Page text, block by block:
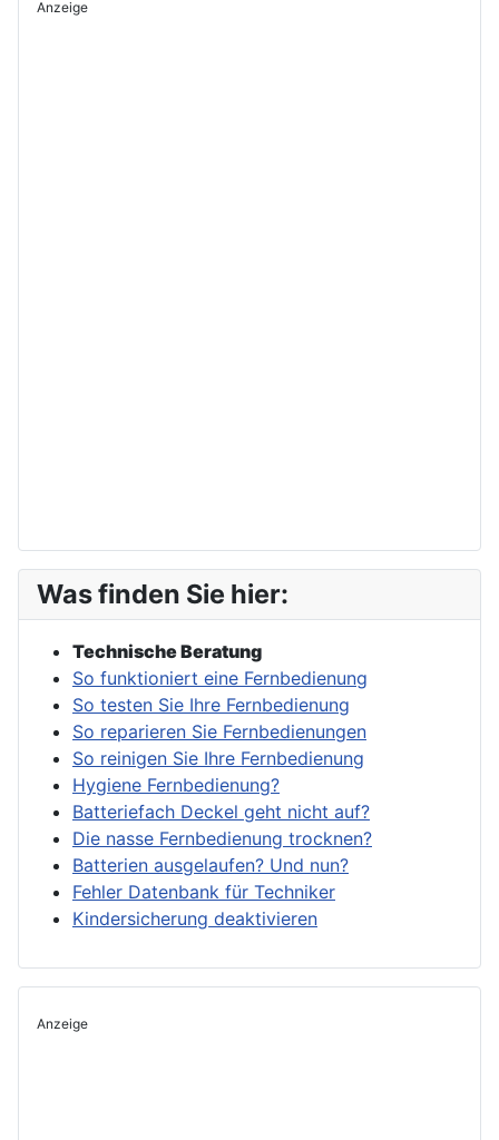
Anzeige
Was finden Sie hier:
Technische Beratung
So funktioniert eine Fernbedienung
So testen Sie Ihre Fernbedienung
So reparieren Sie Fernbedienungen
So reinigen Sie Ihre Fernbedienung
Hygiene Fernbedienung?
Batteriefach Deckel geht nicht auf?
Die nasse Fernbedienung trocknen?
Batterien ausgelaufen? Und nun?
Fehler Datenbank für Techniker
Kindersicherung deaktivieren
Anzeige